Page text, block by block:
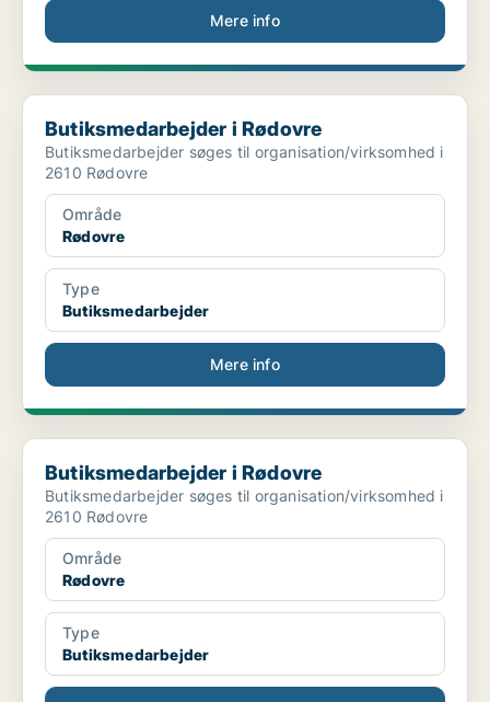
Mere info
Butiksmedarbejder i Rødovre
Butiksmedarbejder i Rødovre
Butiksmedarbejder søges til organisation/virksomhed i
2610 Rødovre
Område
Rødovre
Type
Butiksmedarbejder
Mere info
Butiksmedarbejder i Rødovre
Butiksmedarbejder i Rødovre
Butiksmedarbejder søges til organisation/virksomhed i
2610 Rødovre
Område
Rødovre
Type
Butiksmedarbejder